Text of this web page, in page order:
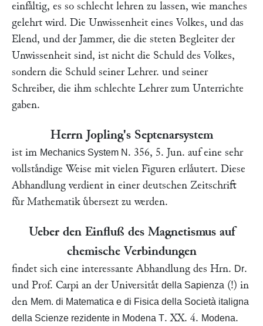
einfaͤltig, es so schlecht lehren zu lassen, wie manches
gelehrt wird. Die Unwissenheit eines Volkes, und das
Elend, und der Jammer, die die steten Begleiter der
Unwissenheit sind, ist nicht die Schuld des Volkes,
sondern die Schuld seiner Lehrer. und seiner
Schreiber, die ihm schlechte Lehrer zum Unterrichte
gaben.
Herrn Jopling's Septenarsystem
ist im Mechanics System N . 356, 5. Jun. auf eine sehr
vollstaͤndige Weise mit vielen Figuren erlaͤutert. Diese
Abhandlung verdient in einer deutschen Zeitschrift
fuͤr Mathematik uͤbersezt zu werden.
Ueber den Einfluß des Magnetismus auf
chemische Verbindungen
findet sich eine interessante Abhandlung des Hrn. Dr.
und Prof. Carpi an der Universitaͤt della Sapienza (!) in
den Mem. di Matematica e di Fisica della Società italigna
della Scienze rezidente in Modena T. XX. 4. Modena.